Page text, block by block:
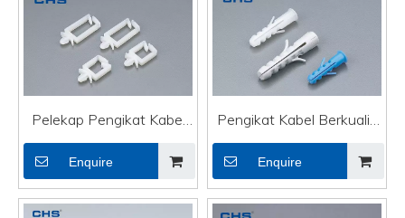
Pelekap Pengikat Kabel
Berkualiti Tinggi Melekit
Pemegang Wayar
Persegi Wayar Elektrik
Enquire
Pengikat Kabel Berkualiti
Tinggi Kecil Memasang
Wayar Elektrik
Enquire